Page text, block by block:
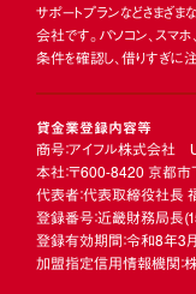
サポートプランなどさまざ
会社です。パソコン、スマ
条件を確認し、借りすぎに注
貸金業登録内容等
商号：アイフル株式会社
本社：〒600-8420 京都
代表者：代表取締役社長
登録番号：近畿財務局長
登録有効期間：令和8年3
加盟指定信用情報機関：